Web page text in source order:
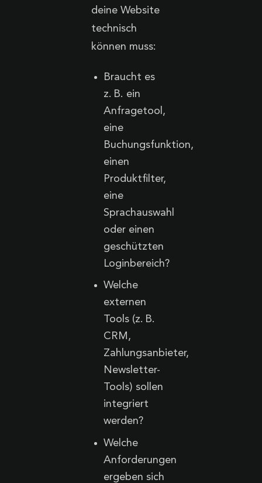
deine Website
technisch
können muss:
Braucht es
z. B. ein
Anfragetool,
eine
Buchungsfunktion,
einen
Produktfilter,
eine
Sprachauswahl
oder einen
geschützten
Loginbereich?
Welche
externen
Tools (z. B.
CRM,
Zahlungsanbieter,
Newsletter-
Tools) sollen
integriert
werden?
Welche
Anforderungen
ergeben sich